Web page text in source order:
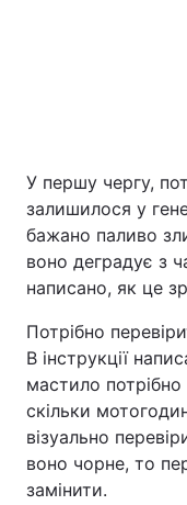
У першу чергу,
залишилося у
бажано паливо
воно деградує з
написано, як це
Потрібно
В інструкції
мастило
скільки
візуально
воно чорне, то
замінити.